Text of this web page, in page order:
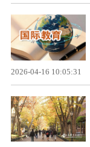
2026-04-16 10:05:31